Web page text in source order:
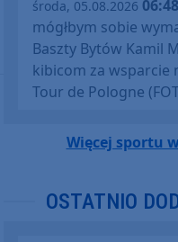
środa, 05.08.2026 06:48
mógłbym sobie
Baszty Bytów Kamil
kibicom za wsparcie
Tour de Pologne
Więcej sportu
OSTATNIO